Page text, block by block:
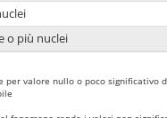
o più nuclei
per valore nullo o poco significativo